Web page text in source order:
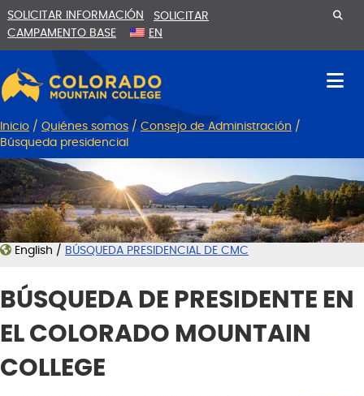
al
contenido
la
navegación
SOLICITAR INFORMACIÓN
SOLICITAR
CAMPAMENTO BASE
EN
Inicio / Quiénes somos/ Consejo de Administración /
Búsqueda presidencial
English / BÚSQUEDA PRESIDENCIAL DE CMC
BÚSQUEDA DE PRESIDENTE EN
EL COLORADO MOUNTAIN
COLLEGE